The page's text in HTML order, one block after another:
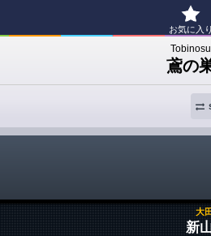
お気に入り
Tobinosu
鳶の
大
新